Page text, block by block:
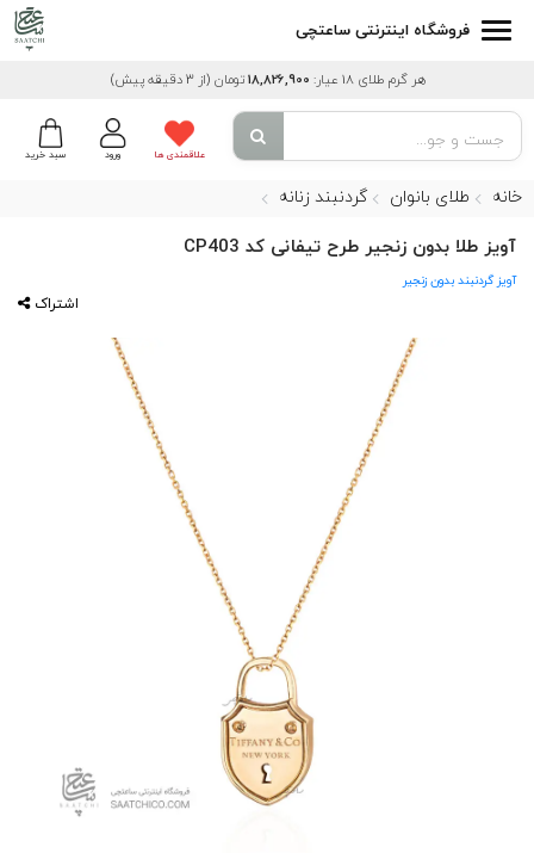
فروشگاه اینترنتی ساعتچی
هر گرم طلای 18 عیار: 18,826,900 تومان (از 3 دقیقه پیش)
سبد خرید ورود علاقمندی ها
خانه طلای بانوان گردنبند زنانه
آویز طلا بدون زنجیر طرح تیفانی کد CP403
آویز گردنبند بدون زنجیر
اشتراک